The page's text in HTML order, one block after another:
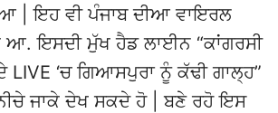
| ਇਹ ਵੀ ਪੰਜਾਬ ਦੀਆ ਵਾਇਰਲ
ਆ. ਇਸਦੀ ਮੁੱਖ ਹੈਡ ਲਾਈਨ “ਕਾਂਗਰਸੀ
‘ਚ ਗਿਆਸਪੁਰਾ ਨੂੰ ਕੱਢੀ ਗਾਲ੍ਹ”
ਜਾਕੇ ਦੇਖ ਸਕਦੇ ਹੋ | ਬਣੇ ਰਹੋ ਇਸ